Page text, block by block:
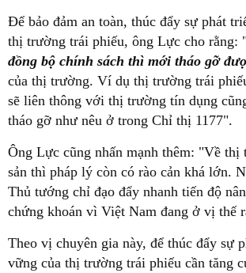
Để bảo đảm an toàn, thúc đẩy sự phát
thị trường trái phiếu, ông Lực cho rằng:
đồng bộ chính sách thì mới tháo gỡ
của thị trường. Ví dụ thị trường trái
sẽ liên thông với thị trường tín dụng
tháo gỡ như nêu ở trong Chỉ thị 1177".
Ông Lực cũng nhấn mạnh thêm: "Về thị
sản thì pháp lý còn có rào cản khá lớn.
Thủ tướng chỉ đạo đẩy nhanh tiến độ
chứng khoán vì Việt Nam đang ở vị thế
Theo vị chuyên gia này, để thúc đẩy sự
vững của thị trường trái phiếu cần tăng